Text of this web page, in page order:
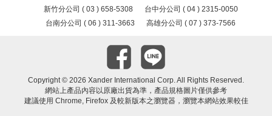
新竹分公司 ( 03 ) 658-5308
台中分公司 ( 04 ) 2315-0050
台南分公司 ( 06 ) 311-3663
高雄分公司 ( 07 ) 373-7566
Copyright © 2026 Xander International Corp. All Rights Reserved.
網站上產品內容以原廠出貨為準，產品規格圖片僅供參考
建議使用 Chrome, Firefox 及較新版本之瀏覽器，瀏覽本網站效果較佳